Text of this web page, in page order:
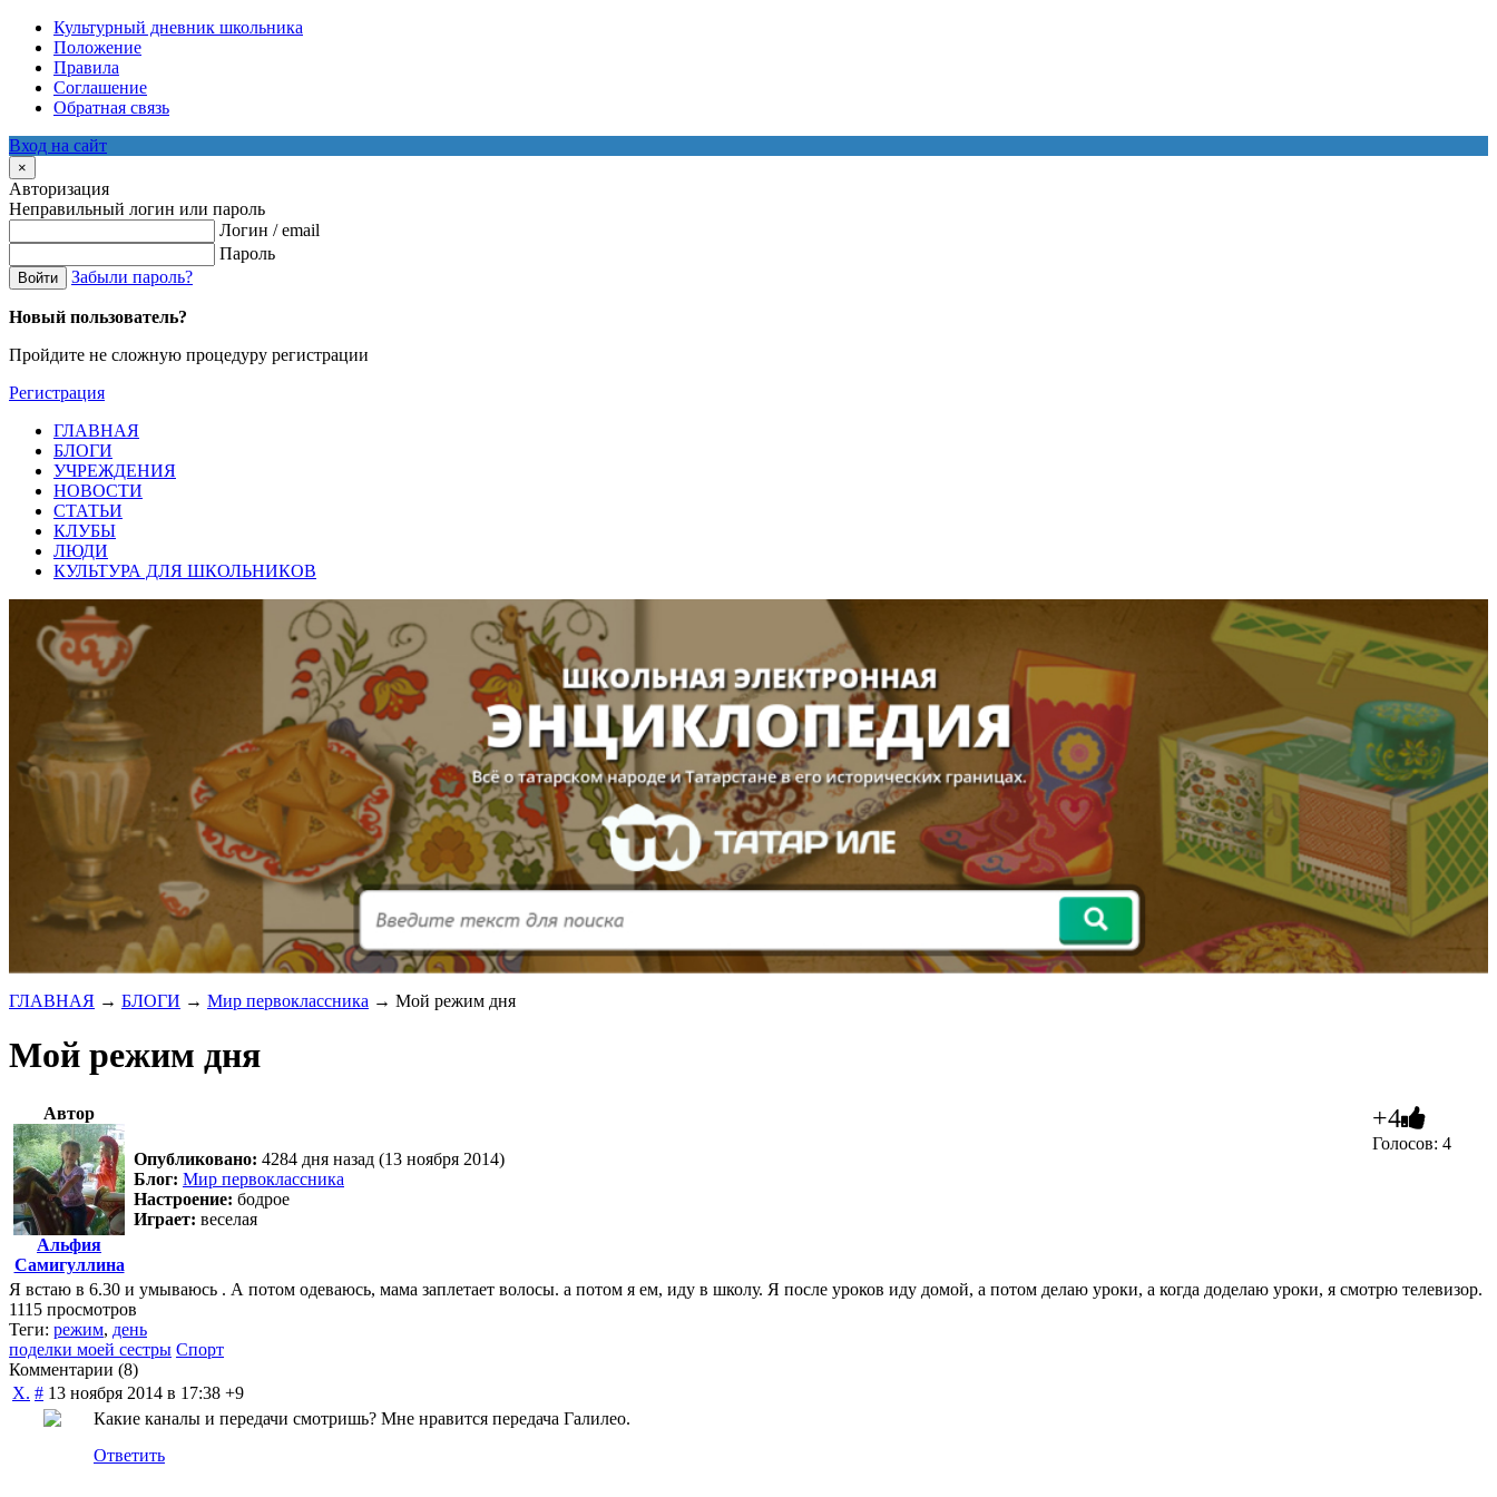
Культурный дневник школьника
Положение
Правила
Соглашение
Обратная связь
Вход на сайт
×
Авторизация
Неправильный логин или пароль
Логин / email
Пароль
Войти Забыли пароль?
Новый пользователь?
Пройдите не сложную процедуру регистрации
Регистрация
ГЛАВНАЯ
БЛОГИ
УЧРЕЖДЕНИЯ
НОВОСТИ
СТАТЬИ
КЛУБЫ
ЛЮДИ
КУЛЬТУРА ДЛЯ ШКОЛЬНИКОВ
ГЛАВНАЯ → БЛОГИ → Мир первоклассника → Мой режим дня
Мой режим дня
Автор
Альфия
Самигуллина
Опубликовано: 4284 дня назад (13 ноября 2014)
Блог: Мир первоклассника
Настроение: бодрое
Играет: веселая
+4
Голосов: 4
Я встаю в 6.30 и умываюсь . А потом одеваюсь, мама заплетает волосы. а потом я ем, иду в школу. Я после уроков иду домой, а потом делаю уроки, а когда доделаю уроки, я смотрю телевизор.
1115 просмотров
Теги: режим, день
поделки моей сестры Спорт
Комментарии (8)
Х. # 13 ноября 2014 в 17:38 +9
Какие каналы и передачи смотришь? Мне нравится передача Галилео.
Ответить